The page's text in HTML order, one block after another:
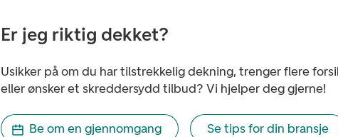
Er jeg riktig dekket?
Usikker på om du har tilstrekkelig dekning, trenger flere
eller ønsker et skreddersydd tilbud? Vi hjelper deg gjerne!
Be om en gjennomgang Se tips for din bransje